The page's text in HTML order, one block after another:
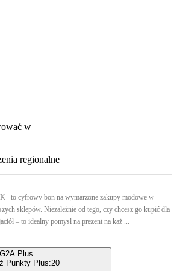
w
regionalne
to cyfrowy bon na wymarzone zakupy modowe w
sklepów. Niezależnie od tego, czy chcesz go kupić dla
– to idealny pomysł na prezent na każ ...
G2A Plus
Punkty Plus:20